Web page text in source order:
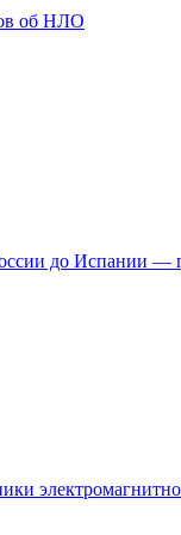
об НЛО
до Испании —